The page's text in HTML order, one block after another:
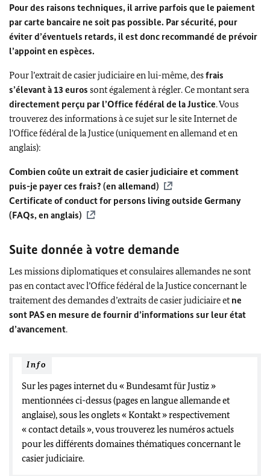
Pour des raisons techniques, il arrive parfois que le paiement
par carte bancaire ne soit pas possible. Par sécurité, pour
éviter d’éventuels retards, il est donc recommandé de prévoir
l’appoint en espèces.
Pour l’extrait de casier judiciaire en lui-même, desfrais
s’élevant à 13 euros sont également à régler. Ce montant sera
directement perçu par l’Office fédéral de la Justice. Vous
trouverez des informations à ce sujet sur le site Internet de
l’Office fédéral de la Justice (uniquement en allemand et en
anglais):
Combien coûte un extrait de casier judiciaire et comment
puis-je payer ces frais? (en allemand)
Certificate of conduct for persons living outside Germany
(FAQs, en anglais)
Suite donnée à votre demande
Les missions diplomatiques et consulaires allemandes ne sont
pas en contact avec l’Office fédéral de la Justice concernant le
traitement des demandes d’extraits de casier judiciaire etne
sont PAS en mesure de fournir d’informations sur leur état
d’avancement.
Info
Sur les pages internet du « Bundesamt für Justiz »
mentionnées ci-dessus (pages en langue allemande et
anglaise), sous les onglets « Kontakt » respectivement
« contact details », vous trouverez les numéros actuels
pour les différents domaines thématiques concernant le
casier judiciaire.